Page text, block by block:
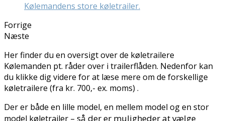
Kølemandens store køletrailer.
Forrige
Næste
Her finder du en oversigt over de køletrailere
Kølemanden pt. råder over i trailerflåden. Nedenfor kan
du klikke dig videre for at læse mere om de forskellige
køletrailere (fra kr. 700,- ex. moms) .
Der er både en lille model, en mellem model og en stor
model køletrailer – så der er muligheder at vælge